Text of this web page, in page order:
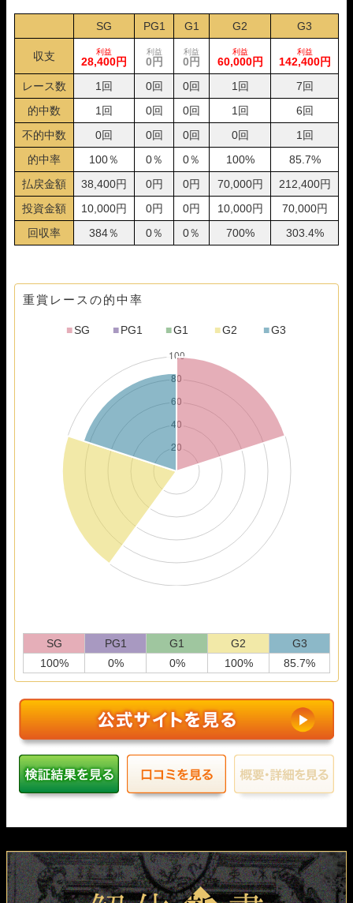
SG PG1 G1 G2 G3
収支 利益
28,400円
利益
0円
利益
0円
利益
60,000円
利益
142,400円
レース数
1回 0回 0回 1回
7回
的中数
1回 0回 0回 1回
6回
不的中数
0回 0回 0回 0回
1回
的中率
100％ 0％ 0％ 100%
85.7%
払戻金額
38,400円 0円 0円 70,000円
212,400円
投資金額
10,000円 0円 0円 10,000円
70,000円
回収率
384％ 0％ 0％ 700% 303.4%
重賞レースの的中率
■SG ■ PG1 ■G1 ■G2 ■G3
SG PG1 G1 G2
G3
100%
0% 0% 100% 85.7%